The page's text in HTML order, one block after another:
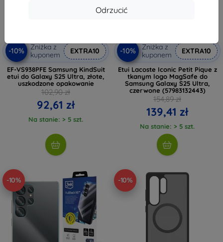
Odrzucić
-10%
Zniżka z
kuponem
EXTRA10
EF-VS938PFE Samsung KindSuit
etui do Galaxy S25 Ultra, złote,
uszkodzone opakowanie
102,90 zł
92,61 zł
Na stanie: > 5 szt.
-10%
Zniżka z
kuponem
EXTRA10
Etui Lacoste Iconic Petit Pique z
tkanym logo MagSafe do
Samsung Galaxy S25 Ultra,
czerwone (57983132443)
154,89 zł
139,41 zł
Na stanie: > 5 szt.
-10% -10%